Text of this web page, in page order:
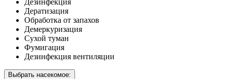
Дератизация
Обработка от запахов
Демеркуризация
Сухой туман
Фумигация
Дезинфекция вентиляции
Выбрать насекомое: